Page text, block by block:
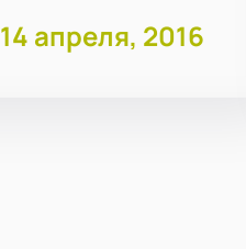
14 апреля, 2016